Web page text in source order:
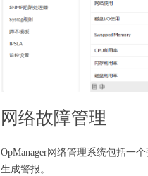
网络故障管理
OpManager网络管理系统包括一
生成警报。